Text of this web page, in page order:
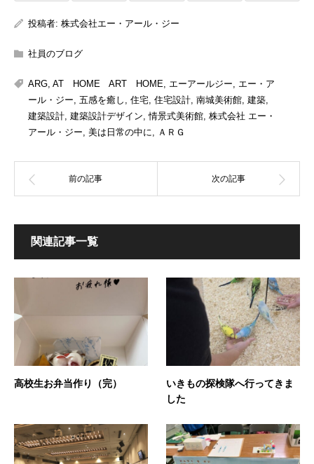
投稿者: 株式会社エー・アール・ジー
社員のブログ
ARG, AT HOME ART HOME, エーアールジー, エー・ア
ール・ジー, 五感を癒し , 住宅, 住宅設計, 南城美術館, 建築,
建築設計, 建築設計デザイン,情景式美術館, 株式会社 エー・
アール・ジー, 美は日常の中に, ＡＲＧ
関連記事一覧
高校生お弁当作り（完）
いきもの探検隊へ行ってきま
した